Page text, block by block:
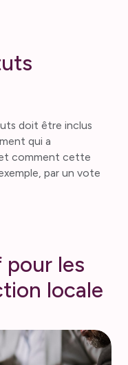
doit être inclus
qui a
comment cette
par un vote
pour les
tion locale